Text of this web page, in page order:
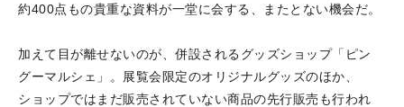
約400点もの貴重な資料が一堂に会する、またとない機会だ。
加えて目が離せないのが、併設されるグッズショップ「ピン
グーマルシェ」。展覧会限定のオリジナルグッズのほか、
ショップではまだ販売されていない商品の先行販売も行われ